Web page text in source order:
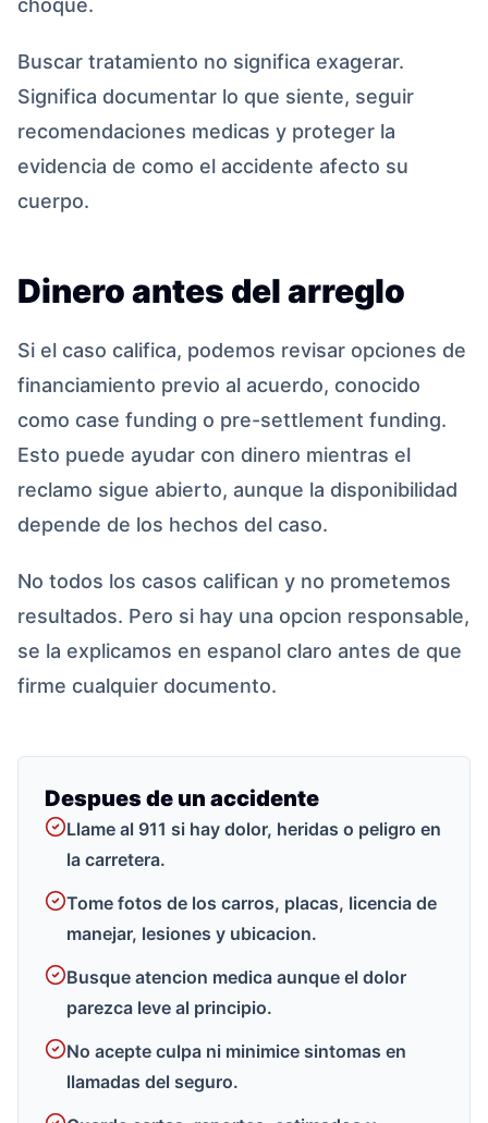
choque.
Buscar tratamiento no significa exagerar.
Significa documentar lo que siente, seguir
recomendaciones medicas y proteger la
evidencia de como el accidente afecto su
cuerpo.
Dinero antes del arreglo
Si el caso califica, podemos revisar opciones de
financiamiento previo al acuerdo, conocido
como case funding o pre-settlement funding.
Esto puede ayudar con dinero mientras el
reclamo sigue abierto, aunque la disponibilidad
depende de los hechos del caso.
No todos los casos califican y no prometemos
resultados. Pero si hay una opcion responsable,
se la explicamos en espanol claro antes de que
firme cualquier documento.
Despues de un accidente
Llame al 911 si hay dolor, heridas o peligro en
la carretera.
Tome fotos de los carros, placas, licencia de
manejar, lesiones y ubicacion.
Busque atencion medica aunque el dolor
parezca leve al principio.
No acepte culpa ni minimice sintomas en
llamadas del seguro.